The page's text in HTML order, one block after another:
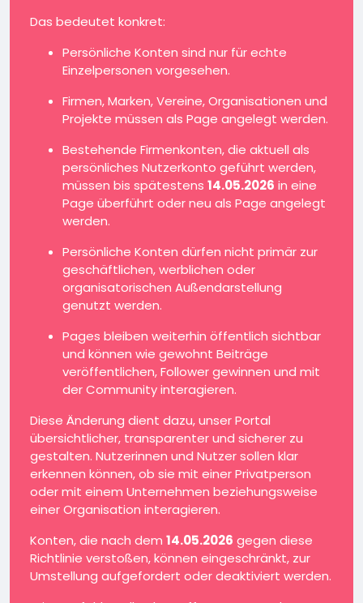
Das bedeutet konkret:
Persönliche Konten sind nur für echte
Einzelpersonen vorgesehen.
Firmen, Marken, Vereine, Organisationen und
Projekte müssen als Page angelegt werden.
Bestehende Firmenkonten, die aktuell als
persönliches Nutzerkonto geführt werden,
müssen bis spätestens 14.05.2026 in eine
Page überführt oder neu als Page angelegt
werden.
Persönliche Konten dürfen nicht primär zur
geschäftlichen, werblichen oder
organisatorischen Außendarstellung
genutzt werden.
Pages bleiben weiterhin öffentlich sichtbar
und können wie gewohnt Beiträge
veröffentlichen, Follower gewinnen und mit
der Community interagieren.
Diese Änderung dient dazu, unser Portal
übersichtlicher, transparenter und sicherer zu
gestalten. Nutzerinnen und Nutzer sollen klar
erkennen können, ob sie mit einer Privatperson
oder mit einem Unternehmen beziehungsweise
einer Organisation interagieren.
Konten, die nach dem 14.05.2026 gegen diese
Richtlinie verstoßen, können eingeschränkt, zur
Umstellung aufgefordert oder deaktiviert werden.